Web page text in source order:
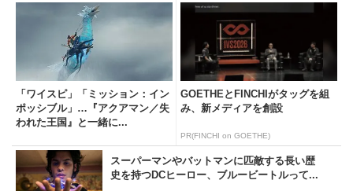
「ワイスピ」「ミッション：イン
ポッシブル」…『アクアマン／失
われた王国』と一緒に...
GOETHEとFINCHIがタッグを組
み、新メディアを創設
PR(FINCHI on GOETHE)
スーパーマンやバットマンに匹敵する長い歴
史を持つDCヒーロー、ブルービートルって...